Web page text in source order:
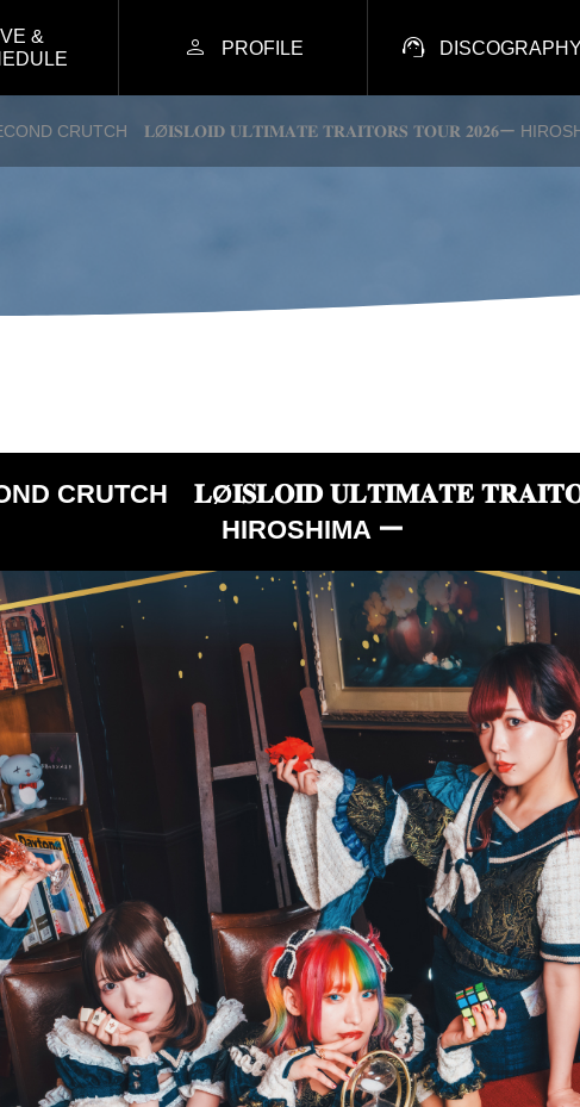
&
 PROFILE  DISCOGRAPHY
CRUTCH 𝐋Ø𝐈𝐒𝐋𝐎𝐈𝐃 𝐔𝐋𝐓𝐈𝐌𝐀𝐓𝐄 𝐓𝐑𝐀𝐈𝐓𝐎𝐑𝐒 𝐓𝐎𝐔𝐑 𝟐𝟎𝟐𝟔ー
CRUTCH 𝐋Ø𝐈𝐒𝐋𝐎𝐈𝐃 𝐔𝐋𝐓𝐈𝐌𝐀𝐓𝐄
HIROSHIMA ー